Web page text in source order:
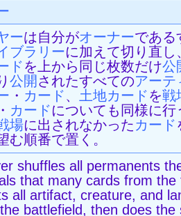
ーは自分がオーナーである
ブラリーに加えて切り直
ドを上から同じ枚数だけ公
公開 されたすべてのアーテ
・ カード、 土地カードを戦
・ カードについても同様に
場に出されなかったカード
む順番で置く。
shuffles all permanents
that many cards from
all artifact, creature, and
battlefield, then does